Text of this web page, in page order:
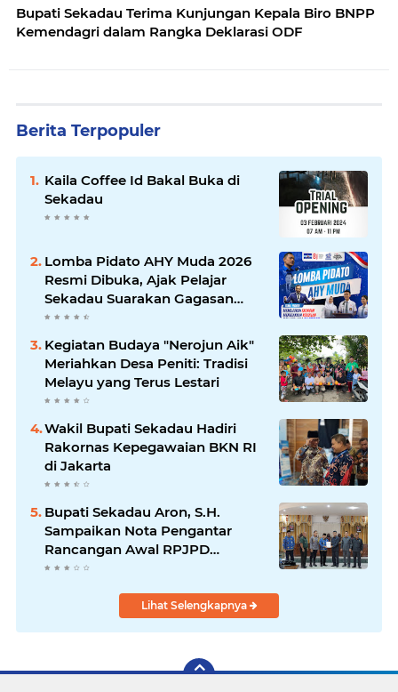
Bupati Sekadau Terima Kunjungan Kepala Biro BNPP
Kemendagri dalam Rangka Deklarasi ODF
Berita Terpopuler
Kaila Coffee Id Bakal Buka di
Sekadau
Lomba Pidato AHY Muda 2026
Resmi Dibuka, Ajak Pelajar
Sekadau Suarakan Gagasan
untuk Masa Depan Bangsa
Kegiatan Budaya "Nerojun Aik"
Meriahkan Desa Peniti: Tradisi
Melayu yang Terus Lestari
Wakil Bupati Sekadau Hadiri
Rakornas Kepegawaian BKN RI
di Jakarta
Bupati Sekadau Aron, S.H.
Sampaikan Nota Pengantar
Rancangan Awal RPJPD
Kabupaten Sekadau 2025-2045
Lihat Selengkapnya